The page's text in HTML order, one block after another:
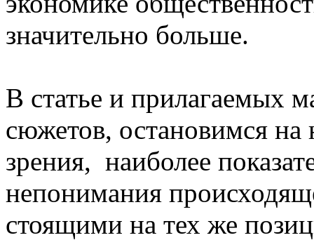
значительно больше.
В статье и прилагаемых
сюжетов, остановимся
зрения, наиболее
непонимания
стоящими на тех же